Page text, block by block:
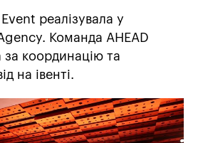
реалізувала у
Команда AHEAD
за координацію та
на івенті.